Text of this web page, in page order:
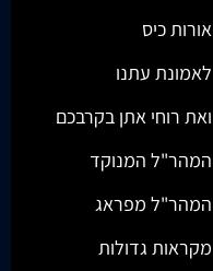
אורות כיס
לאמונת עתנו
ואת רוחי אתן בקרבכם
המהר"ל המנוקד
המהר"ל מפראג
מקראות גדולות